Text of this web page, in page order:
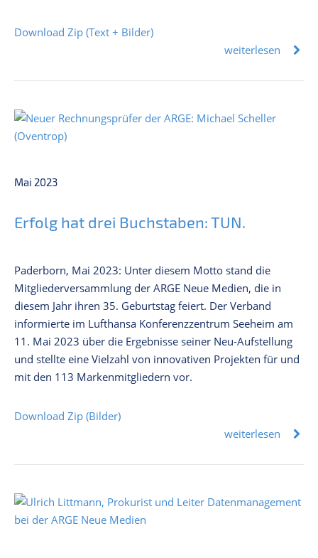
Download Zip (Text + Bilder)
weiterlesen
Mai 2023
Erfolg hat drei Buchstaben: TUN.
Paderborn, Mai 2023: Unter diesem Motto stand die
Mitgliederversammlung der ARGE Neue Medien, die in
diesem Jahr ihren 35. Geburtstag feiert. Der Verband
informierte im Lufthansa Konferenzzentrum Seeheim am
11. Mai 2023 über die Ergebnisse seiner Neu-Aufstellung
und stellte eine Vielzahl von innovativen Projekten für und
mit den 113 Markenmitgliedern vor.
Download Zip (Bilder)
weiterlesen